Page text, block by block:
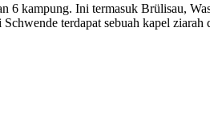
kampung. Ini termasuk Brülisau,
terdapat sebuah kapel ziarah